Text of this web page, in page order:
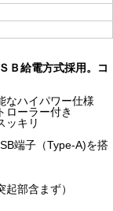
Ｂ給電方式採用。コ
なハイパワー仕様
ローラー付き
ッキリ
端子（Type-A)を搭
部含まず）